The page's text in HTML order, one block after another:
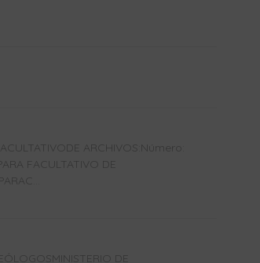
ARCHIVOS:Número:
FACULTATIVO DE
DE